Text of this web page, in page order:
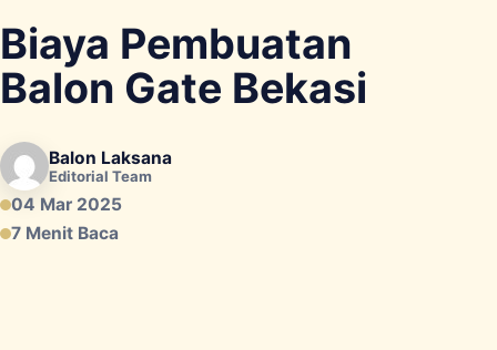
Biaya Pembuatan
Balon Gate Bekasi
Balon Laksana
Editorial Team
04 Mar 2025
7 Menit Baca